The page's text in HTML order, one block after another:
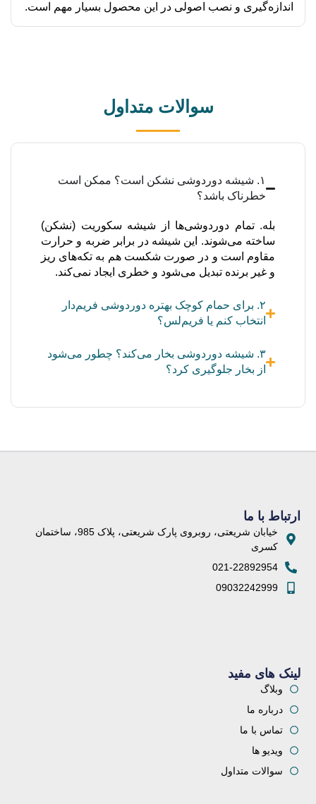
اندازه‌گیری و نصب اصولی در این محصول بسیار مهم است.
سوالات متداول
۱. شیشه دوردوشی نشکن است؟ ممکن است
خطرناک باشد؟
بله. تمام دوردوشی‌ها از شیشه سکوریت (نشکن)
ساخته می‌شوند. این شیشه در برابر ضربه و حرارت
مقاوم است و در صورت شکست هم به تکه‌های ریز
و غیر برنده تبدیل می‌شود و خطری ایجاد نمی‌کند.
۲. برای حمام کوچک بهتره دوردوشی فریم‌دار
انتخاب کنم یا فریم‌لس؟
۳. شیشه دوردوشی بخار می‌کند؟ چطور می‌شود
از بخار جلوگیری کرد؟
لینک های مفید
وبلاگ
درباره ما
تماس با ما
ویدیو ها
سوالات متداول
ارتباط با ما
خیابان شریعتی، روبروی پارک شریعتی، پلاک 985، ساختمان
کسری
021-22892954
09032242999